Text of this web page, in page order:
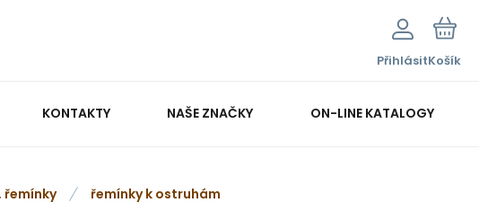
PřihlásitKošík
KONTAKTY NAŠE ZNAČKY ON-LINE KATALOGY
řemínky
řemínky k ostruhám